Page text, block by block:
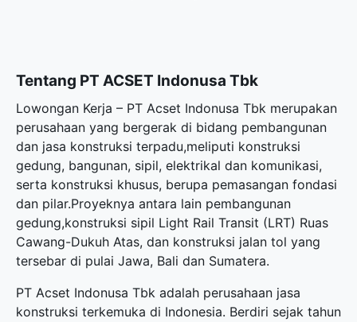
Tentang PT ACSET Indonusa Tbk
Lowongan Kerja – PT Acset Indonusa Tbk merupakan
perusahaan yang bergerak di bidang pembangunan
dan jasa konstruksi terpadu,meliputi konstruksi
gedung, bangunan, sipil, elektrikal dan komunikasi,
serta konstruksi khusus, berupa pemasangan fondasi
dan pilar.Proyeknya antara lain pembangunan
gedung,konstruksi sipil Light Rail Transit (LRT) Ruas
Cawang-Dukuh Atas, dan konstruksi jalan tol yang
tersebar di pulai Jawa, Bali dan Sumatera.
PT Acset Indonusa Tbk adalah perusahaan jasa
konstruksi terkemuka di Indonesia. Berdiri sejak tahun